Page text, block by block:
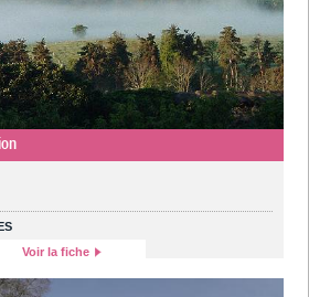
Voir la fiche